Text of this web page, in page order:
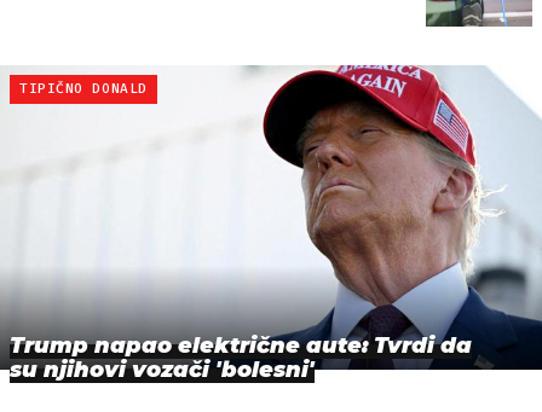
TIPIČNO DONALD
Trump napao električne aute: Tvrdi da
su njihovi vozači 'bolesni'